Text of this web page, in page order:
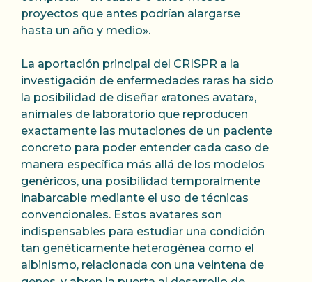
proyectos que antes podrían alargarse
hasta un año y medio».
La aportación principal del CRISPR a la
investigación de enfermedades raras ha sido
la posibilidad de diseñar «ratones avatar»,
animales de laboratorio que reproducen
exactamente las mutaciones de un paciente
concreto para poder entender cada caso de
manera específica más allá de los modelos
genéricos, una posibilidad temporalmente
inabarcable mediante el uso de técnicas
convencionales. Estos avatares son
indispensables para estudiar una condición
tan genéticamente heterogénea como el
albinismo, relacionada con una veintena de